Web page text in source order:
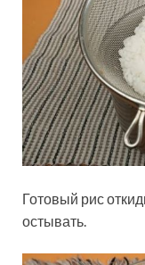
Готовый рис
остывать.